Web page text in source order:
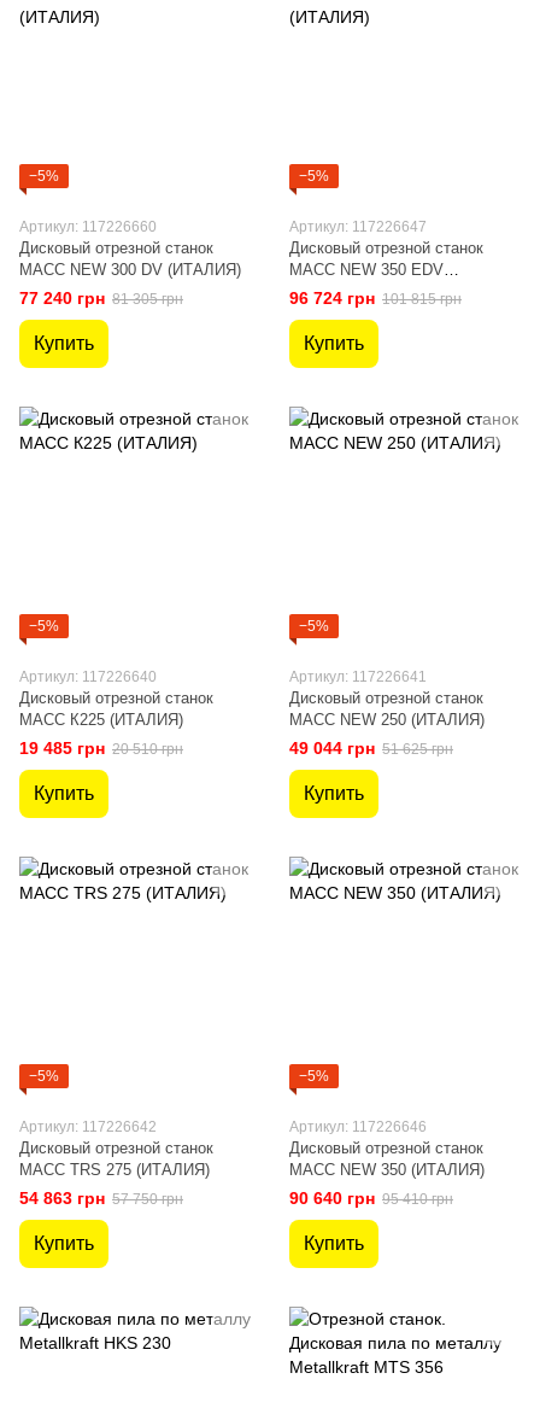
−5%
Артикул: 117226660
Дисковый отрезной станок
MACC NEW 300 DV (ИТАЛИЯ)
77 240 грн 81 305 грн
Купить
−5%
Артикул: 117226647
Дисковый отрезной станок
MACC NEW 350 EDV
(ИТАЛИЯ)
96 724 грн 101 815 грн
Купить
−5%
Артикул: 117226640
Дисковый отрезной станок
MACC К225 (ИТАЛИЯ)
19 485 грн 20 510 грн
Купить
−5%
Артикул: 117226641
Дисковый отрезной станок
MACC NEW 250 (ИТАЛИЯ)
49 044 грн 51 625 грн
Купить
−5%
Артикул: 117226642
Дисковый отрезной станок
MACC TRS 275 (ИТАЛИЯ)
54 863 грн 57 750 грн
Купить
−5%
Артикул: 117226646
Дисковый отрезной станок
MACC NEW 350 (ИТАЛИЯ)
90 640 грн 95 410 грн
Купить